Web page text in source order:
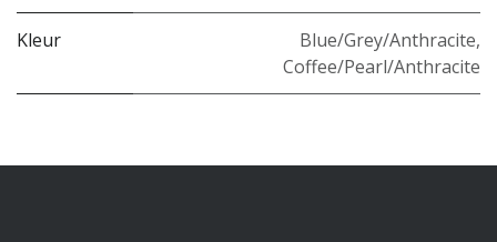
Kleur Blue/Grey/Anthracite,
Coffee/Pearl/Anthracite